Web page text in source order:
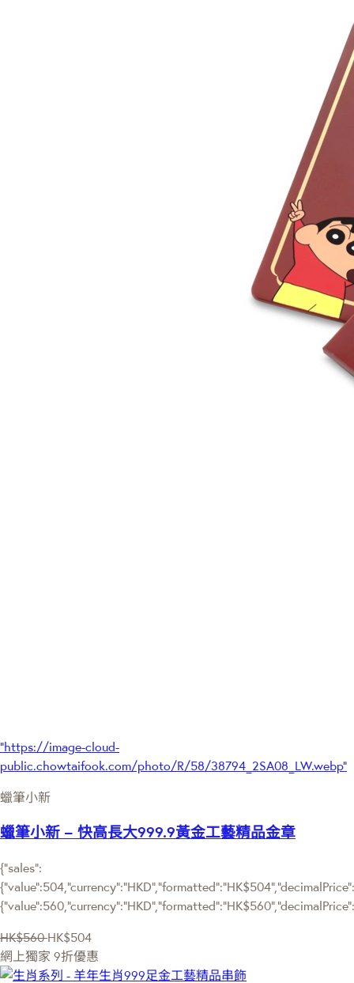
"https://image-cloud-
public.chowtaifook.com/photo/R/58/38794_2SA08_LW.webp"
蠟筆小新
蠟筆小新 – 快高長大999.9黃金工藝精品金章
{"sales":
HK$560 HK$504
網上獨家 9折優惠